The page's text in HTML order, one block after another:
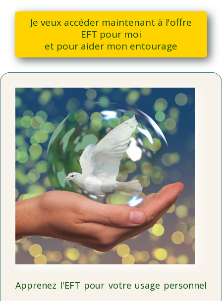
Je veux accéder maintenant à l'offre
EFT pour moi
et pour aider mon entourage
Apprenez l'EFT pour votre usage personnel